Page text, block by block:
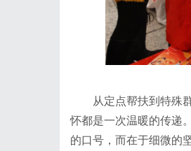
从定点帮扶到特殊群
怀都是一次温暖的传递
的口号，而在于细微的